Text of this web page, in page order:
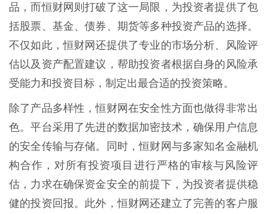
品，而恒财网则打破了这一局限，为投资者提供了包
括股票、基金、债券、期货等多种投资产品的选择。
不仅如此，恒财网还提供了专业的市场分析、风险评
估以及资产配置建议，帮助投资者根据自身的风险承
受能力和投资目标，制定出最合适的投资策略。
除了产品多样性，恒财网在安全性方面也做得非常出
色。平台采用了先进的数据加密技术，确保用户信息
的安全传输与存储。同时，恒财网与多家知名金融机
构合作，对所有投资项目进行严格的审核与风险评
估，力求在确保资金安全的前提下，为投资者提供稳
健的投资回报。此外，恒财网还建立了完善的客户服